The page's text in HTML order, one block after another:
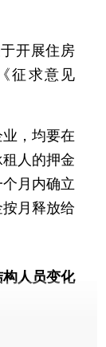
开展住房
征求意见
，均要在
人的押金
月内确立
月释放给
构人员变化